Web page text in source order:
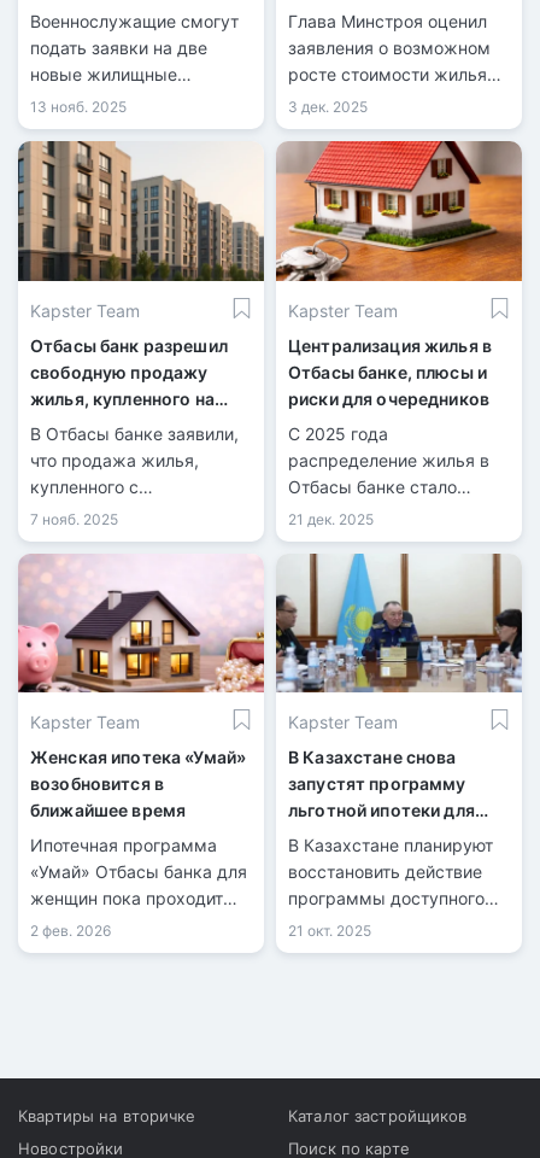
жилья
Военнослужащие смогут
подать заявки на две
новые жилищные
программы.
13 нояб. 2025
— мнение министра
Глава Минстроя оценил
заявления о возможном
росте стоимости жилья
до 30 процентов.
3 дек. 2025
Kapster Team
Отбасы банк разрешил
свободную продажу
жилья, купленного на
пенсионные средства
В Отбасы банке заявили,
что продажа жилья,
купленного с
использованием ЕПВ, не
будет ограничиваться.
7 нояб. 2025
Kapster Team
Централизация жилья в
Отбасы банке, плюсы и
риски для очередников
С 2025 года
распределение жилья в
Отбасы банке стало
централизованным.
21 дек. 2025
Kapster Team
Женская ипотека «Умай»
возобновится в
ближайшее время
Ипотечная программа
«Умай» Отбасы банка для
женщин пока проходит
этап согласования.
2 фев. 2026
Kapster Team
В Казахстане снова
запустят программу
льготной ипотеки для
военнослужащих
В Казахстане планируют
восстановить действие
программы доступного
жилищного кредитования
для военных.
21 окт. 2025
Квартиры на вторичке
Новостройки
Каталог застройщиков
Поиск по карте